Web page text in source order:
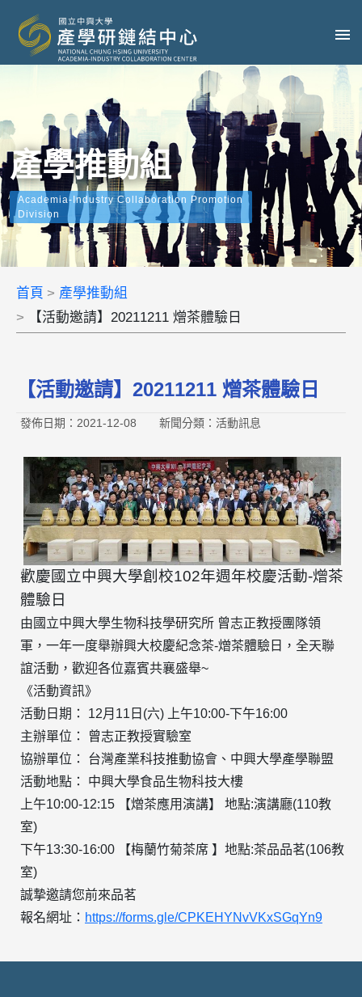
產學推動組
Academia-Industry Collaboration Promotion
Division
首頁
產學推動組
【活動邀請】20211211 熷茶體驗日
【活動邀請】20211211 熷茶體驗日
發佈日期：2021-12-08 新聞分類：活動訊息
歡慶國立中興大學創校102年週年校慶活動-熷茶
體驗日
由國立中興大學生物科技學研究所 曾志正教授團隊領
軍，一年一度舉辦興大校慶紀念茶-熷茶體驗日，全天聯
誼活動，歡迎各位嘉賓共襄盛舉~
《活動資訊》
活動日期： 12月11日(六) 上午10:00-下午16:00
主辦單位： 曾志正教授實驗室
協辦單位： 台灣產業科技推動協會、中興大學產學聯盟
活動地點： 中興大學食品生物科技大樓
上午10:00-12:15 【熷茶應用演講】 地點:演講廳(110教
室)
下午13:30-16:00 【梅蘭竹菊茶席 】地點:茶品品茗(106教
室)
誠摯邀請您前來品茗
報名網址： https://forms.gle/CPKEHYNvVKxSGqYn9